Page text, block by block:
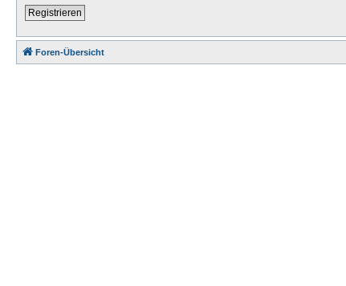
Registrieren
Foren-Übersicht